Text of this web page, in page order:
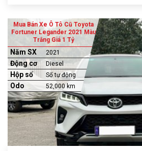
Mua Bán Xe Ô Tô Cũ Toyota
Fortuner Legander 2021 Màu
Trắng Giá 1 Tỷ
Năm SX 2021
Động cơ Diesel
Hộp số Số tự động
Odo 52,000 km